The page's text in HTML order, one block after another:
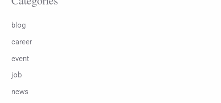
blog
career
event
job
news